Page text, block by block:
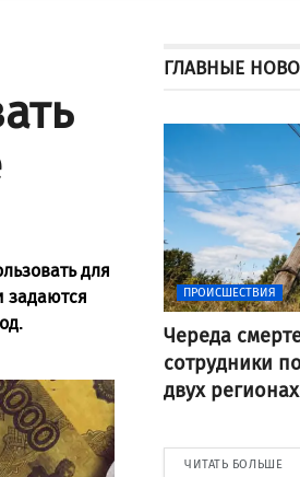
для
задаются
ГЛАВНЫЕ
ПРОИСШЕСТВИЯ
Череда
сотрудники
двух регионах
ЧИТАТЬ БОЛЬШЕ